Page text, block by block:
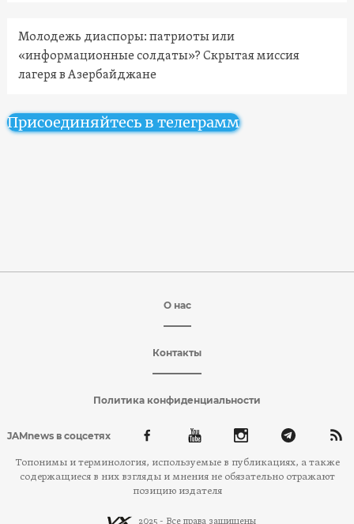
Молодежь диаспоры: патриоты или
«информационные солдаты»? Скрытая миссия
лагеря в Азербайджане
Присоединяйтесь в телеграмм
О нас
Контакты
Политика конфиденциальности
JAMnews в соцсетях
Топонимы и терминология, используемые в публикациях, а также
содержащиеся в них взгляды и мнения не обязательно отражают
позицию издателя